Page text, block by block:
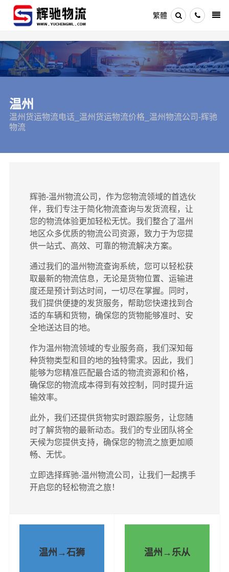
繁體
温州
温州货运物流电话_温州货运物流价格_温州物流公司-辉驰
物流
辉驰-温州物流公司，作为您物流领域的首选伙
伴，我们专注于简化物流查询与发货流程，让
您的物流体验更加轻松无忧。我们整合了温州
地区众多优质的物流公司资源，致力于为您提
供一站式、高效、可靠的物流解决方案。
通过我们的温州物流查询系统，您可以轻松获
取最新的物流信息，无论是货物位置、运输进
度还是预计到达时间，一切尽在掌握。同时，
我们提供便捷的发货服务，帮助您快速找到合
适的车辆和货物，确保您的货物能够准时、安
全地送达目的地。
作为温州物流领域的专业服务商，我们深知每
种货物类型和目的地的独特需求。因此，我们
能够为您精准匹配最合适的物流资源和价格，
确保您的物流成本得到有效控制，同时提升运
输效率。
此外，我们还提供货物实时跟踪服务，让您随
时了解货物的最新动态。我们的专业团队将全
天候为您提供支持，确保您的物流之旅更加顺
畅、无忧。
立即选择辉驰-温州物流公司，让我们一起携手
开启您的轻松物流之旅！
温州→石狮 温州→乐从